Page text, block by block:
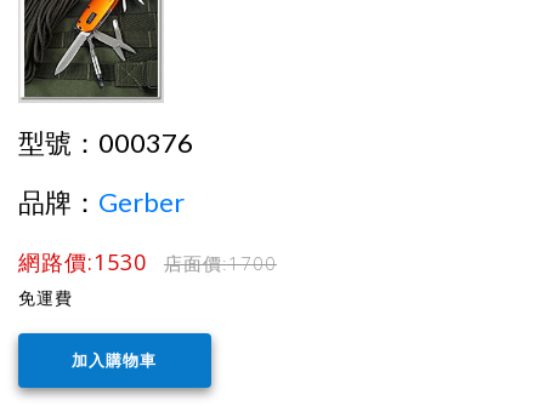
型號： 000376
品牌： Gerber
網路價:1530 店面價:1700
免運費